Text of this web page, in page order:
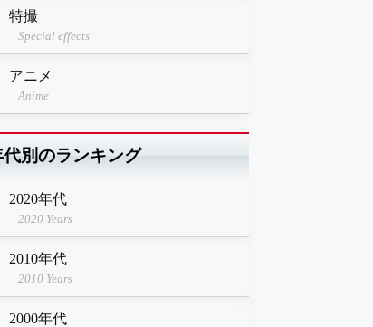
特撮
Special effects
アニメ
Anime
代別のランキング
2020年代
2020 Years
2010年代
2010 Years
2000年代